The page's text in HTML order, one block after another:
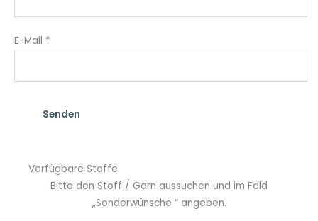
E-Mail *
Verfügbare Stoffe
Bitte den Stoff / Garn aussuchen und im Feld
„Sonderwünsche “ angeben.